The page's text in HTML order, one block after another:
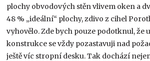
plochy obvodových stěn vlivem oken a
48 % „ideální“ plochy, zdivo z cihel
vyhovělo. Zde bych pouze podotknul, že
konstrukce se vždy pozastavuji nad
ještě víc stropní desku. Tak dochází